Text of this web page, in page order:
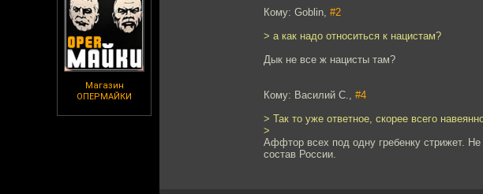
Магазин
ОПЕРМАЙКИ
Кому: Goblin, #2
> а как надо относиться к нацистам?
Дык не все ж нацисты там?
Кому: Василий С., #4
> Так то уже ответное, скорее всего
>
Аффтор всех под одну гребенку стрижет.
состав России.